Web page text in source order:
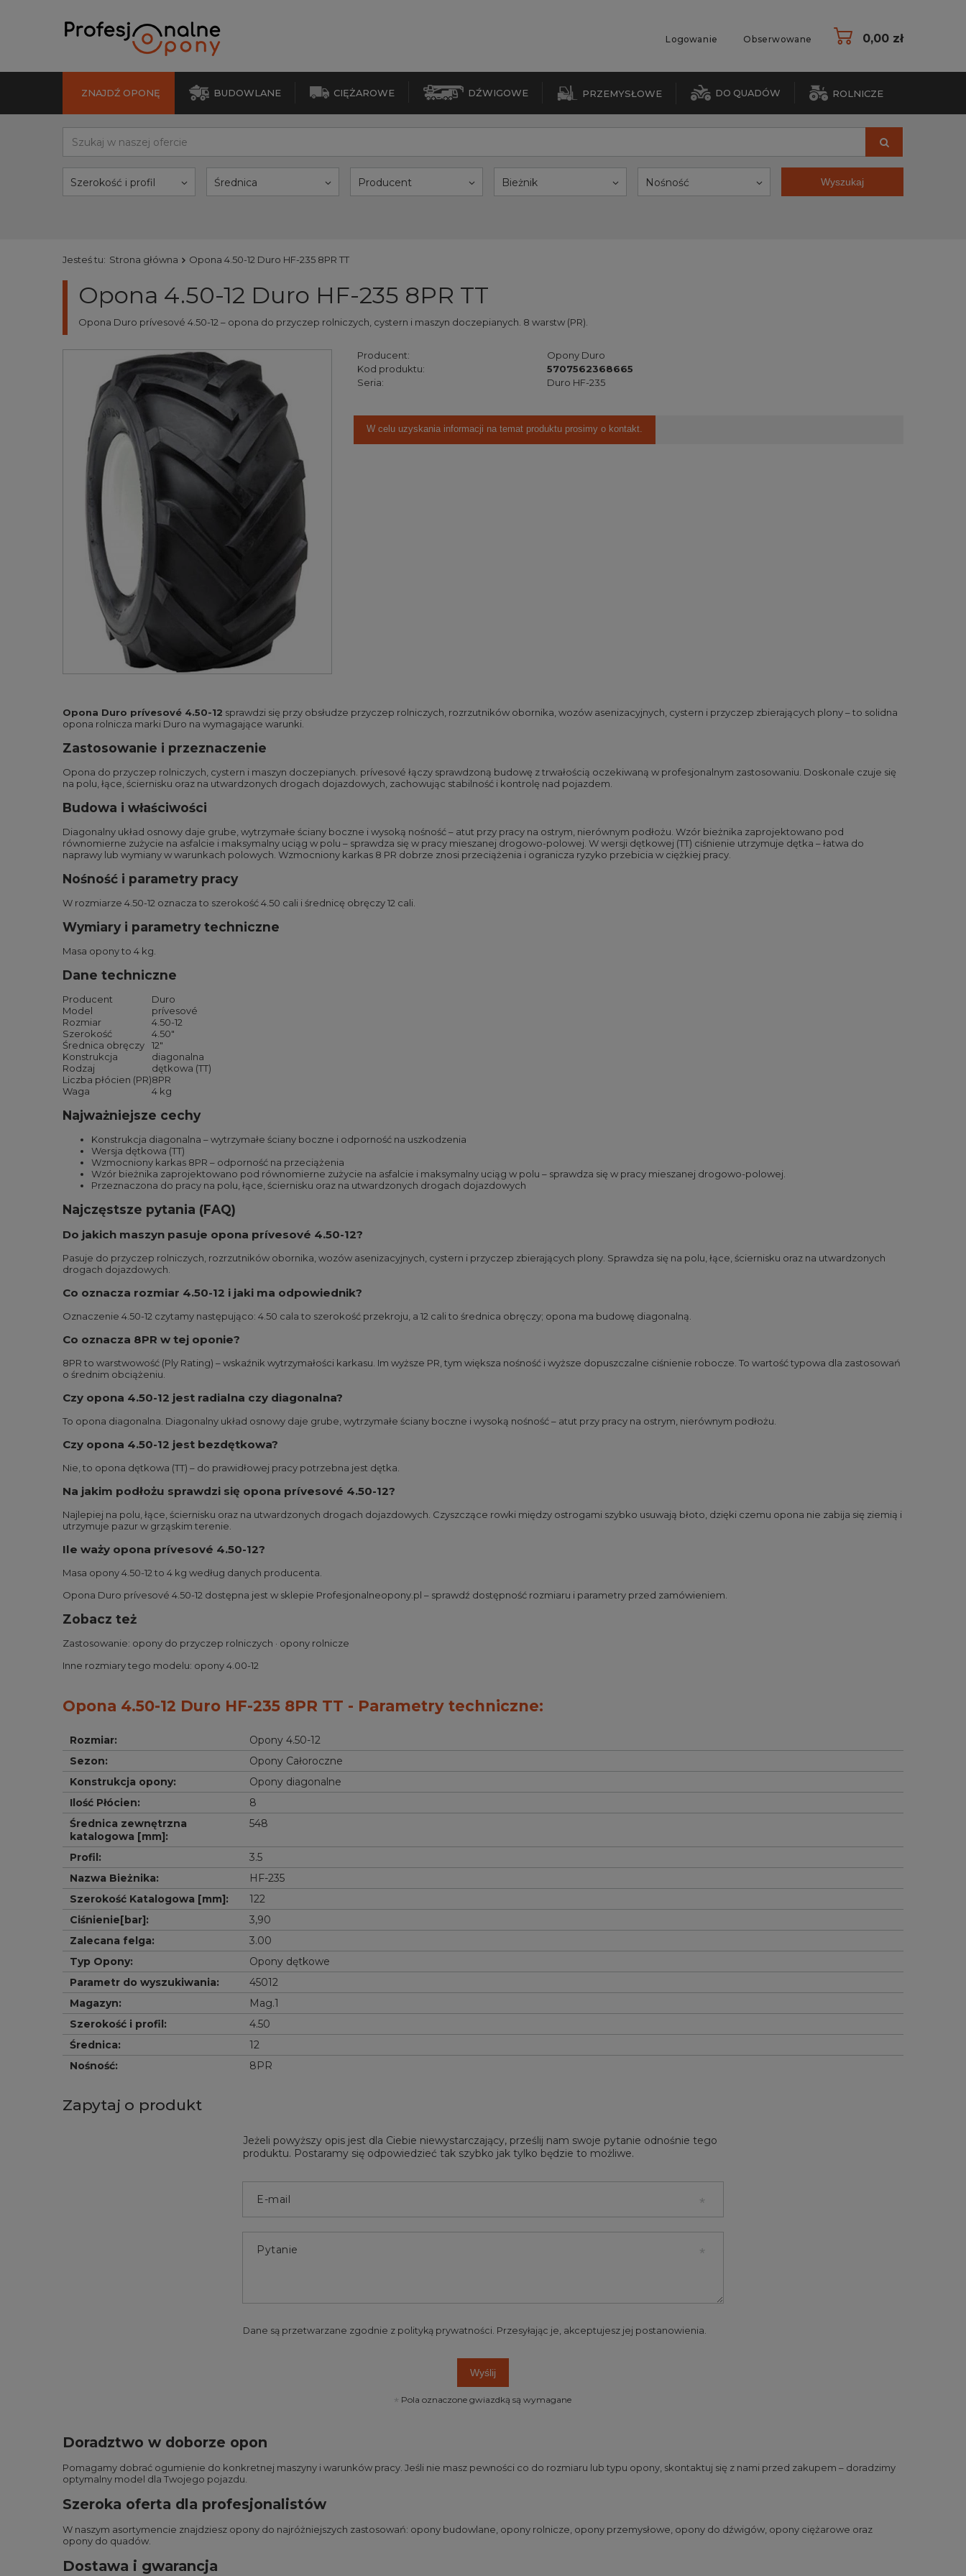
Logowanie Obserwowane 0,00 zł
ZNAJDŹ OPONĘ BUDOWLANE CIĘŻAROWE DŹWIGOWE PRZEMYSŁOWE DO QUADÓW ROLNICZE
Szerokość i profil Średnica Producent Bieżnik Nośność Wyszukaj
Jesteś tu: Strona główna Opona 4.50-12 Duro HF-235 8PR TT
Opona 4.50-12 Duro HF-235 8PR TT
Opona Duro prívesové 4.50-12 – opona do przyczep rolniczych, cystern i maszyn doczepianych. 8 warstw (PR).
Producent:
Opony Duro
Kod produktu:
5707562368665
Seria:
Duro HF-235
W celu uzyskania informacji na temat produktu prosimy o kontakt.
Opona Duro prívesové 4.50-12 sprawdzi się przy obsłudze przyczep rolniczych, rozrzutników obornika, wozów asenizacyjnych, cystern i przyczep zbierających plony – to solidna
opona rolnicza marki Duro na wymagające warunki.
Zastosowanie i przeznaczenie
Opona do przyczep rolniczych, cystern i maszyn doczepianych. prívesové łączy sprawdzoną budowę z trwałością oczekiwaną w profesjonalnym zastosowaniu. Doskonale czuje się
na polu, łące, ściernisku oraz na utwardzonych drogach dojazdowych, zachowując stabilność i kontrolę nad pojazdem.
Budowa i właściwości
Diagonalny układ osnowy daje grube, wytrzymałe ściany boczne i wysoką nośność – atut przy pracy na ostrym, nierównym podłożu. Wzór bieżnika zaprojektowano pod
równomierne zużycie na asfalcie i maksymalny uciąg w polu – sprawdza się w pracy mieszanej drogowo-polowej. W wersji dętkowej (TT) ciśnienie utrzymuje dętka – łatwa do
naprawy lub wymiany w warunkach polowych. Wzmocniony karkas 8 PR dobrze znosi przeciążenia i ogranicza ryzyko przebicia w ciężkiej pracy.
Nośność i parametry pracy
W rozmiarze 4.50-12 oznacza to szerokość 4.50 cali i średnicę obręczy 12 cali.
Wymiary i parametry techniczne
Masa opony to 4 kg.
Dane techniczne
Producent
Duro
Model
prívesové
Rozmiar
4.50-12
Szerokość
4.50″
Średnica obręczy
12″
Konstrukcja
diagonalna
Rodzaj
dętkowa (TT)
Liczba płócien (PR)8PR
Waga
4 kg
Najważniejsze cechy
Konstrukcja diagonalna – wytrzymałe ściany boczne i odporność na uszkodzenia
Wersja dętkowa (TT)
Wzmocniony karkas 8PR – odporność na przeciążenia
Wzór bieżnika zaprojektowano pod równomierne zużycie na asfalcie i maksymalny uciąg w polu – sprawdza się w pracy mieszanej drogowo-polowej.
Przeznaczona do pracy na polu, łące, ściernisku oraz na utwardzonych drogach dojazdowych
Najczęstsze pytania (FAQ)
Do jakich maszyn pasuje opona prívesové 4.50-12?
Pasuje do przyczep rolniczych, rozrzutników obornika, wozów asenizacyjnych, cystern i przyczep zbierających plony. Sprawdza się na polu, łące, ściernisku oraz na utwardzonych
drogach dojazdowych.
Co oznacza rozmiar 4.50-12 i jaki ma odpowiednik?
Oznaczenie 4.50-12 czytamy następująco: 4.50 cala to szerokość przekroju, a 12 cali to średnica obręczy; opona ma budowę diagonalną.
Co oznacza 8PR w tej oponie?
8PR to warstwowość (Ply Rating) – wskaźnik wytrzymałości karkasu. Im wyższe PR, tym większa nośność i wyższe dopuszczalne ciśnienie robocze. To wartość typowa dla zastosowań
o średnim obciążeniu.
Czy opona 4.50-12 jest radialna czy diagonalna?
To opona diagonalna. Diagonalny układ osnowy daje grube, wytrzymałe ściany boczne i wysoką nośność – atut przy pracy na ostrym, nierównym podłożu.
Czy opona 4.50-12 jest bezdętkowa?
Nie, to opona dętkowa (TT) – do prawidłowej pracy potrzebna jest dętka.
Na jakim podłożu sprawdzi się opona prívesové 4.50-12?
Najlepiej na polu, łące, ściernisku oraz na utwardzonych drogach dojazdowych. Czyszczące rowki między ostrogami szybko usuwają błoto, dzięki czemu opona nie zabija się ziemią i
utrzymuje pazur w grząskim terenie.
Ile waży opona prívesové 4.50-12?
Masa opony 4.50-12 to 4 kg według danych producenta.
Opona Duro prívesové 4.50-12 dostępna jest w sklepie Profesjonalneopony.pl – sprawdź dostępność rozmiaru i parametry przed zamówieniem.
Zobacz też
Zastosowanie: opony do przyczep rolniczych · opony rolnicze
Inne rozmiary tego modelu: opony 4.00-12
Opona 4.50-12 Duro HF-235 8PR TT - Parametry techniczne:
Rozmiar:
Opony 4.50-12
Sezon:
Opony Całoroczne
Konstrukcja opony:
Opony diagonalne
Ilość Płócien:
8
Średnica zewnętrzna
katalogowa [mm]:
548
Profil:
3.5
Nazwa Bieżnika:
HF-235
Szerokość Katalogowa [mm]:
122
Ciśnienie[bar]:
3,90
Zalecana felga:
3.00
Typ Opony:
Opony dętkowe
Parametr do wyszukiwania:
45012
Magazyn:
Mag.1
Szerokość i profil:
4.50
Średnica:
12
Nośność: 8PR
Zapytaj o produkt
Jeżeli powyższy opis jest dla Ciebie niewystarczający, prześlij nam swoje pytanie odnośnie tego
produktu. Postaramy się odpowiedzieć tak szybko jak tylko będzie to możliwe.
E-mail
Pytanie
Dane są przetwarzane zgodnie z polityką prywatności. Przesyłając je, akceptujesz jej postanowienia.
Wyślij
Pola oznaczone gwiazdką są wymagane
Doradztwo w doborze opon
Pomagamy dobrać ogumienie do konkretnej maszyny i warunków pracy. Jeśli nie masz pewności co do rozmiaru lub typu opony, skontaktuj się z nami przed zakupem – doradzimy
optymalny model dla Twojego pojazdu.
Szeroka oferta dla profesjonalistów
W naszym asortymencie znajdziesz opony do najróżniejszych zastosowań: opony budowlane opony rolnicze opony przemysłowe opony do dźwigów opony ciężarowe oraz
opony do quadów
Dostawa i gwarancja